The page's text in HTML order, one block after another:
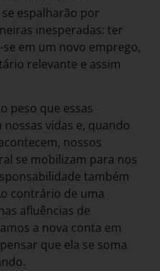
espalharão por
inesperadas: ter
em um novo emprego,
relevante e assim
peso que essas
vidas e, quando
nossos
se mobilizam para nos
também
contrário de uma
afluências de
a nova conta em
que ela se soma